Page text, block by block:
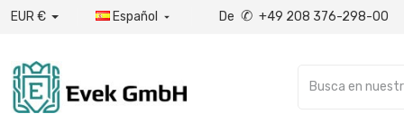
EUR € Español  De ✆ +49 208 376-298-00